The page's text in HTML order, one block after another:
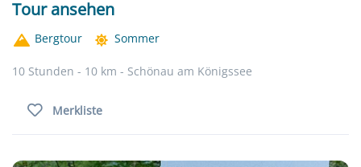
Tour ansehen
Bergtour Sommer
10 Stunden - 10 km - Schönau am Königssee
Merkliste